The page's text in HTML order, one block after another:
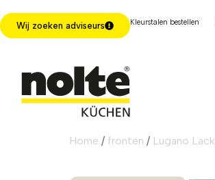
Wij zoeken adviseurs Kleurstalen bestellen
Home / fronten / Lugano Lack